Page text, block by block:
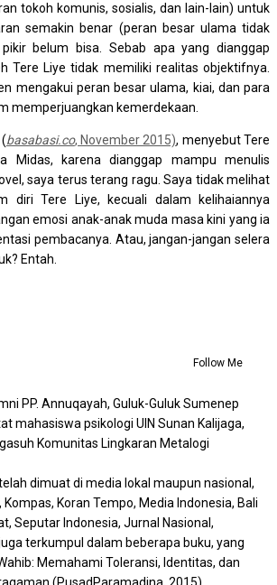
tokoh komunis, sosialis, dan lain-lain) untuk
semakin benar (peran besar ulama tidak
belum bisa. Sebab apa yang dianggap
Tere Liye tidak memiliki realitas objektifnya.
mengakui peran besar ulama, kiai, dan para
memperjuangkan kemerdekaan.
basabasi.co, November 2015), menyebut Tere
Midas, karena dianggap mampu menulis
saya terus terang ragu. Saya tidak melihat
diri Tere Liye, kecuali dalam kelihaiannya
emosi anak-anak muda masa kini yang ia
pembacanya. Atau, jangan-jangan selera
Entah.
Follow Me
PP. Annuqayah, Guluk-Guluk Sumenep
mahasiswa psikologi UIN Sunan Kalijaga,
Komunitas Lingkaran Metalogi
dimuat di media lokal maupun nasional,
Koran Tempo, Media Indonesia, Bali
Seputar Indonesia, Jurnal Nasional,
terkumpul dalam beberapa buku, yang
Memahami Toleransi, Identitas, dan